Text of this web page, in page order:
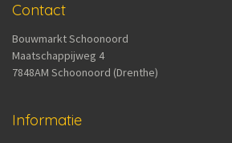
Contact
Bouwmarkt Schoonoord
Maatschappijweg 4
7848AM Schoonoord (Drenthe)
Informatie